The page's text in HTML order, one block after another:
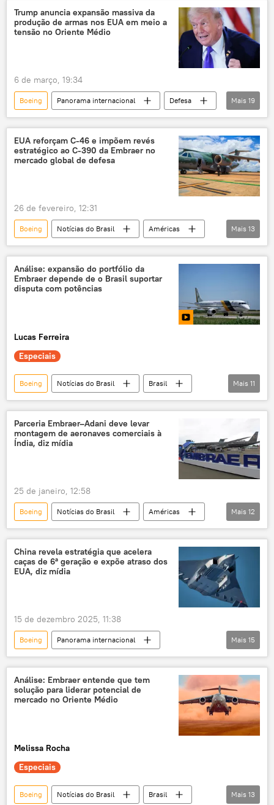
Donald Trump
Xi Jinping
análise
Marco Rubio
Pequim
estabilidade estratégica
relações bilaterais
Trump anuncia expansão massiva da
produção de armas nos EUA em meio a
tensão no Oriente Médio
6 de março, 19:34
Boeing Panorama internacional
Defesa
Américas
Donald Trump
Estados Unidos
Oriente Médio
Irã
Lockheed Martin
BAE Systems
Oriente Médio e África
armamentos
armamentos pesados
expansão
complexo militar-industrial
setor militar-industrial
Mais 19
EUA reforçam C‑46 e impõem revés
estratégico ao C‑390 da Embraer no
mercado global de defesa
26 de fevereiro, 12:31
Boeing Notícias do Brasil
Américas
América Latina
América Latina
Brasil
EUA
Embraer
Defesa
Washington
equipamento militar
Mais 13
Análise: expansão do portfólio da
Embraer depende de o Brasil suportar
disputa com potências
Lucas Ferreira
Especiais
Boeing Notícias do Brasil
Brasil
Índia
Uzbequistão
Embraer
Airbus
Super Tucano
A-29
aviação
aviões
Mais 11
Parceria Embraer–Adani deve levar
montagem de aeronaves comerciais à
Índia, diz mídia
25 de janeiro, 12:58
Boeing Notícias do Brasil
Américas
Brasil
América Latina
América do Sul
Índia
comércio
comércio internacional
Embraer
Defesa
Mais 12
China revela estratégia que acelera
caças de 6ª geração e expõe atraso dos
EUA, diz mídia
15 de dezembro 2025, 11:38
Boeing
Panorama internacional
Ásia e Oceania
South China Morning Post
caça
caças de sexta geração
China
Pequim
projeto
forças armadas
Estados Unidos
Mais 15
Análise: Embraer entende que tem
solução para liderar potencial de
mercado no Oriente Médio
Melissa Rocha
Especiais
Boeing Notícias do Brasil Brasil Mais 13